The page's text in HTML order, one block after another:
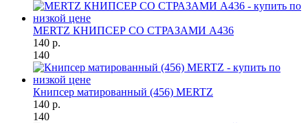
MERTZ КНИПСЕР СО СТРАЗАМИ A436
140 р.
140
Книпсер матированный (456) MERTZ
140 р.
140